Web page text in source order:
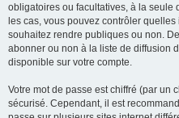
obligatoires ou facultatives, à la seule
les cas, vous pouvez contrôler
souhaitez rendre publiques ou non.
abonner ou non à la liste de diffusion
disponible sur votre compte.
Votre mot de passe est chiffré (par un
sécurisé. Cependant, il est